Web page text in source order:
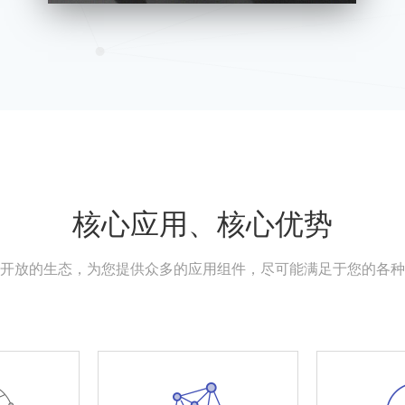
核心应用、核心优势
放的生态，为您提供众多的应用组件，尽可能满足于您的各